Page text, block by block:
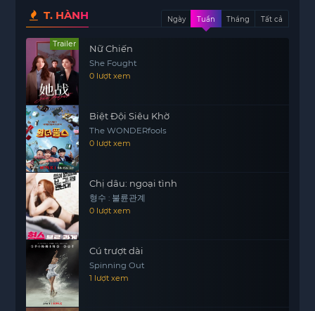
tưởng. Câu chuyện diễn ra xoay quanh những tình
huốnghttps://motphims1.comdở khóc dở cười mà
cô phải đối mặt trong hành trình tìm cách tiêu
diệt Ma Pháp Thiếu Nữ.
Mùa hai của bộ phim tiếp tục mang đến cho
người xem những giây phút hài hước, kịch tính và
đầy bất ngờ khi Yuko phải tìm ra cách để vượt
qua thử thách và đối đầu với những kẻ thù mạnh
mẽ. Liệu rằng sức mạnh bóng tối có đủ để giúp
cô hoàn thành nhiệm vụ này hay không? Hãy
cùng theo dõi những diễn biến thú vị trong Nữ
Quỷ Nhà Bên Mùa 2.
T. HÀNH Ngày Tuần Tháng Tất cả
Trailer Nữ Chiến
She Fought
0 lượt xem
Biệt Đội Siêu Khờ
The WONDERfools
0 lượt xem
Chị dâu: ngoại tình
형수 : 불륜관계
0 lượt xem
Cú trượt dài
Spinning Out
1 lượt xem